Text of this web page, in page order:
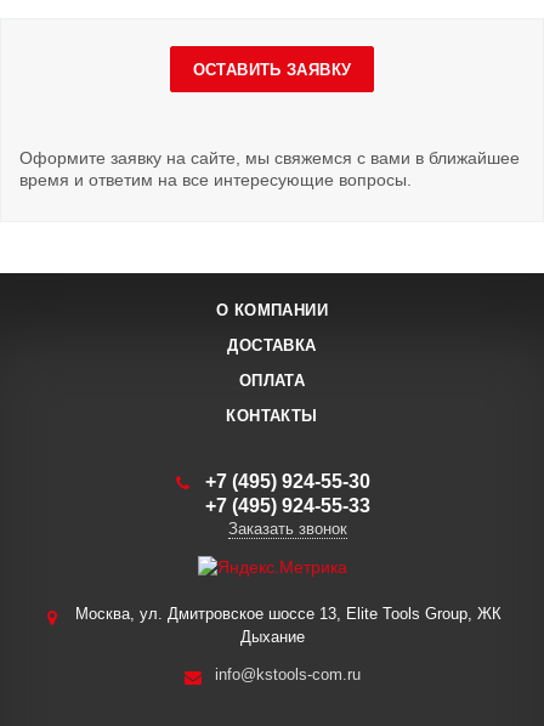
ОСТАВИТЬ ЗАЯВКУ
Оформите заявку на сайте, мы свяжемся с вами в ближайшее
время и ответим на все интересующие вопросы.
О КОМПАНИИ
ДОСТАВКА
ОПЛАТА
КОНТАКТЫ
+7 (495) 924-55-30
+7 (495) 924-55-33
Заказать звонок
Москва, ул. Дмитровское шоссе 13, Elite Tools Group, ЖК
Дыхание
info@kstools-com.ru